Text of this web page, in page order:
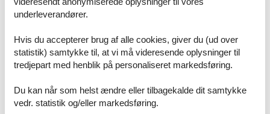
Ein 4-Platten-Herd mit Backofen, ein Geschirrspüler sowie ein
Kühlschrank mit Gefrierfachen befinden sich in der Küche. . Eine
genügend Koch- und Essgeschirr vervollständigen die
Kücheneinrichtung.
90cm x 200cm) und großem Kleiderschrank. Im kleinen
Schlafzimmer direkt nebenan befindet sich ein ausziehbares
Holzbett (90x200m / ausgezogen 160x200m) und ein kleiner
underleverandører.
Hvis du accepterer brug af alle cookies, giver du (ud over
statistik) samtykke til, at vi må videresende oplysninger til
tredjepart med henblik på personaliseret markedsføring.
Du kan når som helst ændre eller tilbagekalde dit samtykke
vedr. statistik og/eller markedsføring.